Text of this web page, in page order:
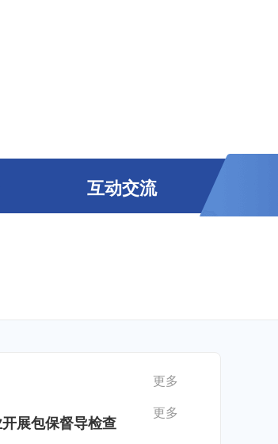
互动交流
更多
更多
展包保督导检查